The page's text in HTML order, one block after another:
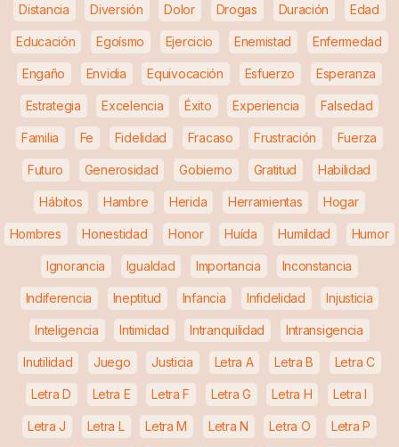
Distancia Diversión Dolor Drogas Duración Edad
Educación Egoísmo Ejercicio Enemistad Enfermedad
Engaño Envidia Equivocación Esfuerzo Esperanza
Estrategia Excelencia Éxito Experiencia Falsedad
Familia Fe Fidelidad Fracaso Frustración Fuerza
Futuro Generosidad Gobierno Gratitud Habilidad
Hábitos Hambre Herida Herramientas Hogar
Hombres Honestidad Honor Huída Humildad Humor
Ignorancia Igualdad Importancia Inconstancia
Indiferencia Ineptitud Infancia Infidelidad Injusticia
Inteligencia Intimidad Intranquilidad Intransigencia
Inutilidad Juego Justicia Letra A Letra B Letra C
Letra D Letra E Letra F Letra G Letra H Letra I
Letra J Letra L Letra M Letra N Letra O Letra P